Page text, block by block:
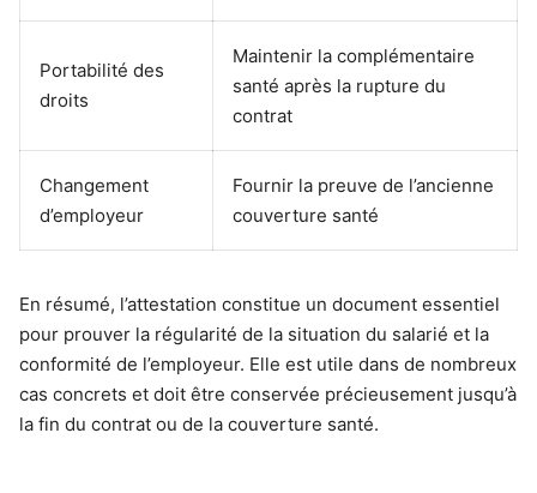
Portabilité des
droits
Maintenir la complémentaire
santé après la rupture du
contrat
Changement
d’employeur
Fournir la preuve de l’ancienne
couverture santé
En résumé, l’attestation constitue un document essentiel
pour prouver la régularité de la situation du salarié et la
conformité de l’employeur. Elle est utile dans de nombreux
cas concrets et doit être conservée précieusement jusqu’à
la fin du contrat ou de la couverture santé.